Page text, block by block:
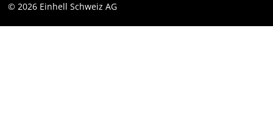
Testata
© 2026 Einhell Schweiz AG